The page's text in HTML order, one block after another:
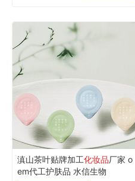
滇山茶叶贴牌加工化妆品厂家 o
em代工护肤品 水信生物